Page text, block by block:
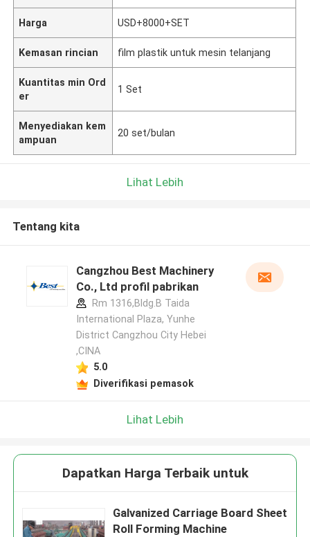
Harga USD+8000+SET
Kemasan rincian film plastik untuk mesin telanjang
Kuantitas min Ord
er
1 Set
Menyediakan kem
ampuan
20 set/bulan
Lihat Lebih
Tentang kita
Cangzhou Best Machinery
Co., Ltd profil pabrikan
Rm 1316,Bldg.B Taida
International Plaza, Yunhe
District Cangzhou City Hebei
,CINA
5.0
Diverifikasi pemasok
Lihat Lebih
Dapatkan Harga Terbaik untuk
Galvanized Carriage Board Sheet
Roll Forming Machine